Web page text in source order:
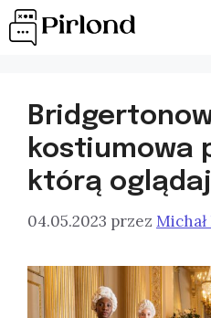
Przejdź
do
kostiumowa
którą
04.05.2023 przez